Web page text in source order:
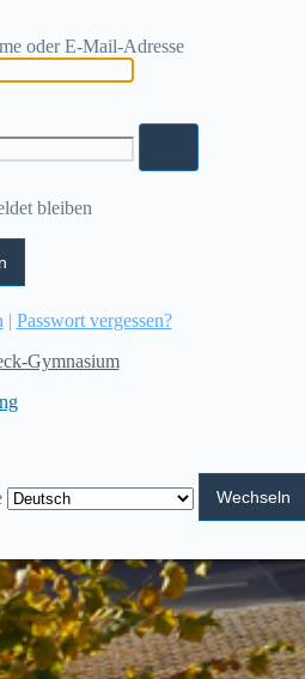
oder E-Mail-Adresse
bleiben
| Passwort vergessen?
Gymnasium